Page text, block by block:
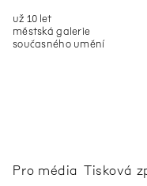
už 10 let
městská galerie
současného umění
Pro média Tisková